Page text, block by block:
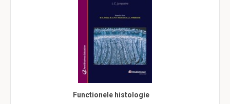
Functionele histologie